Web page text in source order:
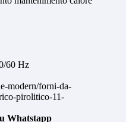
60 Hz
modern/forni-da-
pirolitico-11-
Whatstapp